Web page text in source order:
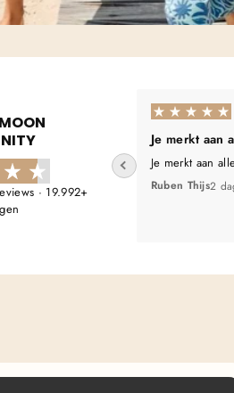
· 19.992+
Je merkt aan
Je merkt aan
Ruben Thijs2